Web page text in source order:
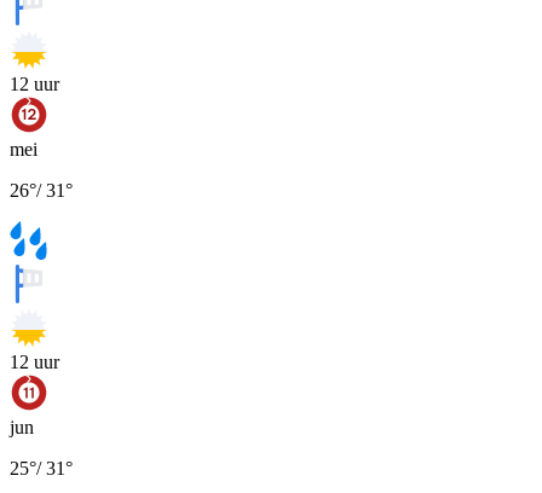
12 uur
mei
26°/31°
12 uur
jun
25°/31°